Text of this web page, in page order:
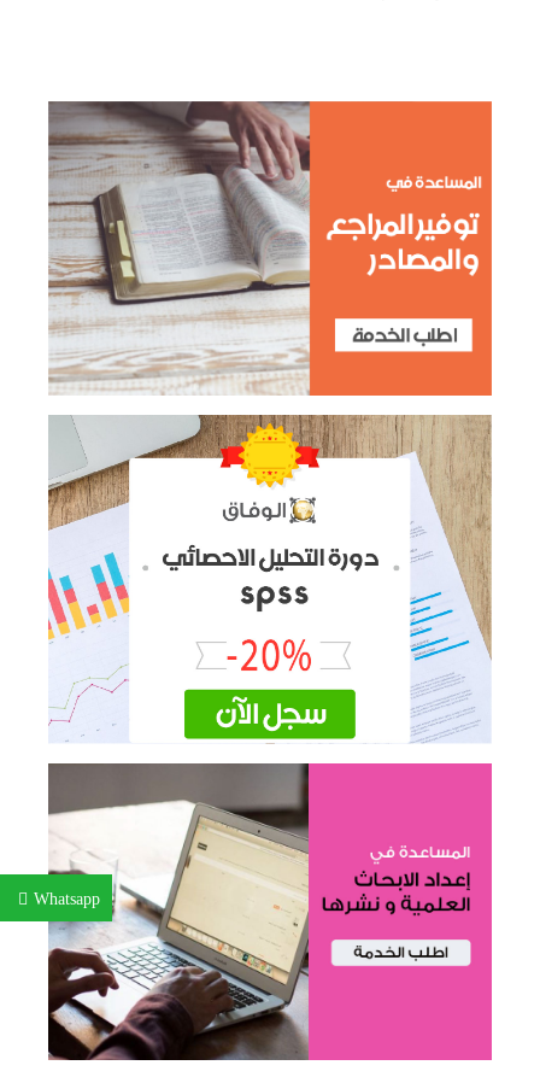
Whatsapp